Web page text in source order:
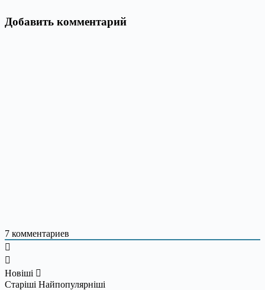
Добавить комментарий
7 комментариев
Новіші
Старіші Найпопулярніші